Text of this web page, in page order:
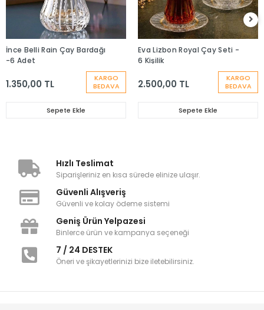
KARGO
BEDAVA
İnce Belli Rain Çay Bardağı
-6 Adet
1.350,00 TL
Sepete Ekle
KARGO
BEDAVA
Eva Lizbon Royal Çay Seti -
6 Kişilik
2.500,00 TL
Sepete Ekle
Hızlı Teslimat
Siparişleriniz en kısa sürede elinize ulaşır.
Güvenli Alışveriş
Güvenli ve kolay ödeme sistemi
Geniş Ürün Yelpazesi
Binlerce ürün ve kampanya seçeneği
7 / 24 DESTEK
Öneri ve şikayetlerinizi bize iletebilirsiniz.